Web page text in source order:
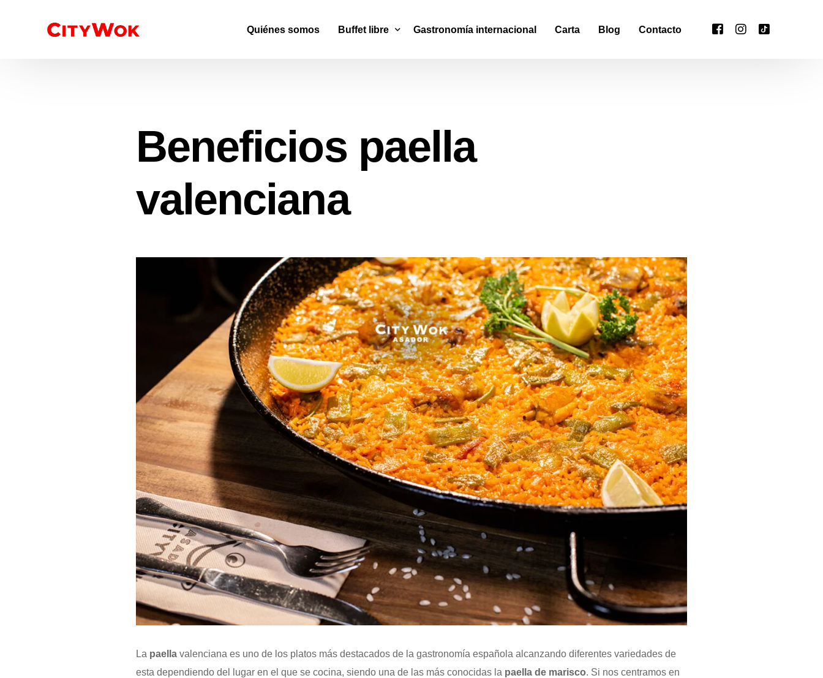
Quiénes somos Buffet libre
Parrilla Argentina
Gastronomía internacional Carta Blog Contacto
Beneficios paella
valenciana
La paella valenciana es uno de los platos más destacados de la gastronomía española alcanzando diferentes variedades de
esta dependiendo del lugar en el que se cocina, siendo una de las más conocidas la paella de marisco. Si nos centramos en